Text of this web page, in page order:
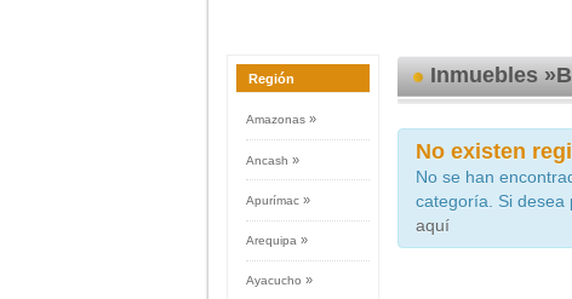
Región
Amazonas »
Ancash »
Apurímac »
Arequipa »
Ayacucho »
Inmuebles
No existen
No se han
categoría. Si desea
aquí